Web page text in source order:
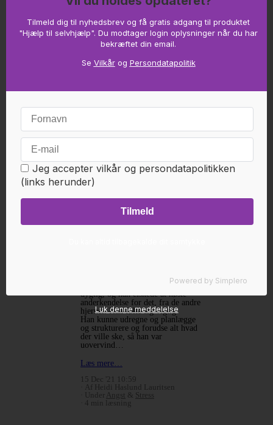
11 Jan '22 13:00
UnderMeditation, Angst&Stress
1 min læsning
15 Dec '21 10:59
4 min læsning
En lille historie om
Hjernen
Hjerneterapi
En lille historie.
Der var engang en tænkehjerne som
Hjernen vidste godt selv, han var
dygtig, og han elskede at høste
anderkendelse for det, fra de andre
hjerner. Han følte sig vigtig.
Han kunne udregne og planlægge
og strukturere og forudse alt hvad
der ville ske, så han var
uovervind…
Læs mere…
15 Dec '21 10:59
Af Heidi Haslund Lauritsen
Under Angst & Stress
4 min læsning
Tilmeld dig til nyhedsbrev og få gratis adgang til produktet
"Hjælp til selvhjælp". Du modtager login oplysninger når du har
bekræftet din email.
Se Vilkårog Persondatapolitik
Jeg accepter vilkår og persondatapolitikken
(links herunder)
Powered by Simplero
Luk denne meddelelse